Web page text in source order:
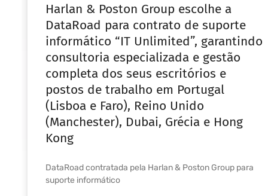
Harlan & Poston Group escolhe a
DataRoad para contrato de suporte
informático “IT Unlimited”, garantindo
consultoria especializada e gestão
completa dos seus escritórios e
postos de trabalho em Portugal
(Lisboa e Faro), Reino Unido
(Manchester), Dubai, Grécia e Hong
Kong
DataRoad contratada pela Harlan & Poston Group para
suporte informático